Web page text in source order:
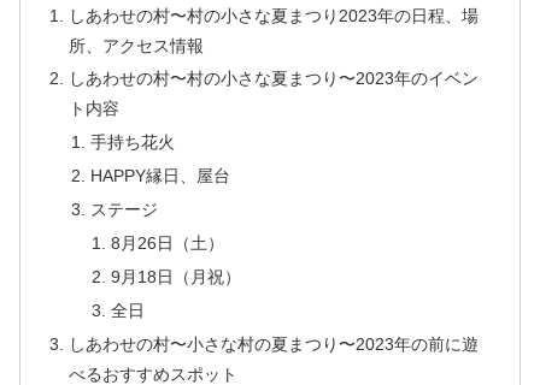
しあわせの村〜村の小さな夏まつり2023年の日程、場
所、アクセス情報
しあわせの村〜村の小さな夏まつり〜2023年のイベン
ト内容
手持ち花火
HAPPY縁日、屋台
ステージ
8月26日（土）
9月18日（月祝）
全日
しあわせの村〜小さな村の夏まつり〜2023年の前に遊
べるおすすめスポット